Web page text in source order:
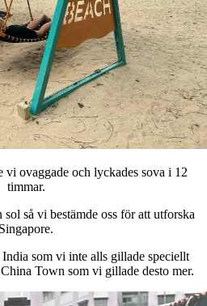
vi ovaggade och lyckades sova i 12
timmar.
så vi bestämde oss för att utforska
Singapore.
som vi inte alls gillade speciellt
Town som vi gillade desto mer.